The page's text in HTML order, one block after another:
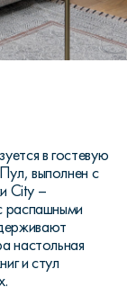
в гостевую
выполнен с
City –
распашными
настольная
и стул